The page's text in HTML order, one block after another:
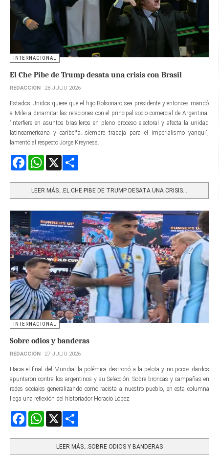
INTERNACIONAL
El Che Pibe de Trump desata una crisis con Brasil
REDACCIÓN 28 JULIO 2026
Estados Unidos quiere que el hijo Bolsonaro sea presidente y entonces mandó
a Milei a dinamitar las relaciones con el principal socio comercial de Argentina.
“Interfiere en asuntos brasileros en pleno proceso electoral y afecta la unidad
latinoamericana y caribeña...siempre trabaja para el imperialismo yanqui”,
lamentó al respecto Jorge Kreyness.
FacebookWhatsApp
LEER MÁS…EL CHE PIBE DE TRUMP DESATA UNA CRISIS...
INTERNACIONAL
Sobre odios y banderas
REDACCIÓN 27 JULIO 2026
Hacia el final del Mundial la polémica destronó a la pelota y no pocos dardos
apuntaron contra los argentinos y su Selección. Sobre broncas y campañas en
redes sociales generalizando como racista a nuestro pueblo, en esta columna
llega una reflexión del historiador Horacio López.
FacebookWhatsApp
LEER MÁS…SOBRE ODIOS Y BANDERAS